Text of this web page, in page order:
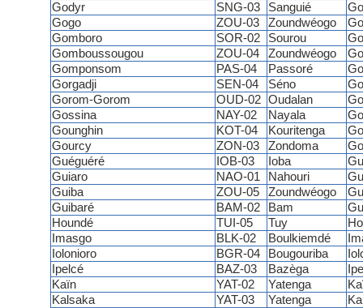
Godyr
SNG-03 Sanguié
Gogo
ZOU-03 Zoundwéogo
Gomboro
SOR-02 Sourou
Gomboussougou
ZOU-04 Zoundwéogo
Gomponsom
PAS-04 Passoré
Gorgadji
SEN-04 Séno
Gorom-Gorom
OUD-02 Oudalan
Gossina
NAY-02 Nayala
Gounghin
KOT-04 Kouritenga
Gourcy
ZON-03 Zondoma
Guéguéré
IOB-03 Ioba
Guiaro
NAO-01 Nahouri
Guiba
ZOU-05 Zoundwéogo
Guibaré
BAM-02 Bam
Houndé
TUI-05 Tuy
Imasgo
BLK-02 Boulkiemdé
Iolonioro
BGR-04 Bougouriba
Ipelcé
BAZ-03 Bazèga
Kaïn
YAT-02 Yatenga
Kalsaka
YAT-03 Yatenga